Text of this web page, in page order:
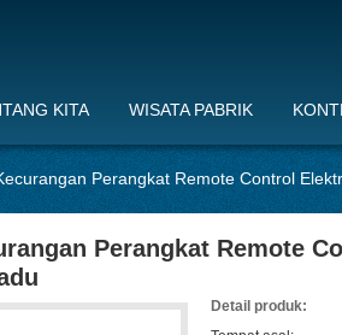
KITA WISATA PABRIK
Perangkat Remote Control
Perangkat Remote
Detail produk: